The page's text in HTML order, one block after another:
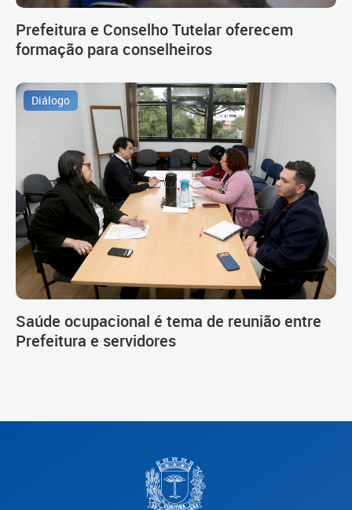
Prefeitura e Conselho Tutelar oferecem
formação para conselheiros
Diálogo
Saúde ocupacional é tema de reunião entre
Prefeitura e servidores